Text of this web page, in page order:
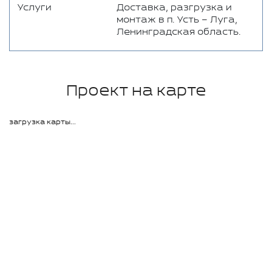
Услуги
Доставка, разгрузка и
монтаж в п. Усть – Луга,
Ленинградская область.
Проект на карте
загрузка карты...